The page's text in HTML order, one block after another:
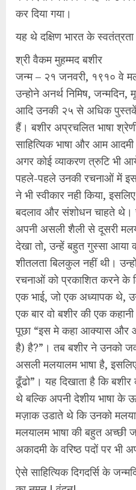
कर दिया गया।
यह थे दक्षिण भारत के
श्री वैकम मुहम्मद बशीर
जन्म – २१ जनवरी, १९१० वे
उन्होने अनर्थ निमिष, जन्मदिन,
आदि उनकी २५ से अधिक पुस्तकें
हैं। बशीर अप्रचलित भाषा
साहित्यिक भाषा और आम
अगर कोई व्याकरण त्रुटि भी
पहले-पहले उनकी रचनाओं में इस
ने भी स्वीकार नही किया,
बदलाव और संशोधन चाहते थे।
अपनी असली शैली से दूसरी
देखा तो, उन्हें बहुत गुस्सा आया
शीतलता बिलकुल नहीं थी।
रचनाओं को प्रकाशित करने के
एक भाई, जो एक अध्यापक थे,
एक बार वो बशीर की एक
पूछा “इस मे कहा आक्यास और
है) है?”। तब बशीर ने उनको
असली मलयालम भाषा है,
ढूँढो”। यह दिखाता है कि
थे बल्कि अपनी देशीय भाषा के
मज़ाक उडाते थे कि उनको
मलयालम भाषा की बहुत अच्छी
अकादमी के वरिष्ठ पदों पर भी
ऐसे साहित्यिक दिगदर्सि के